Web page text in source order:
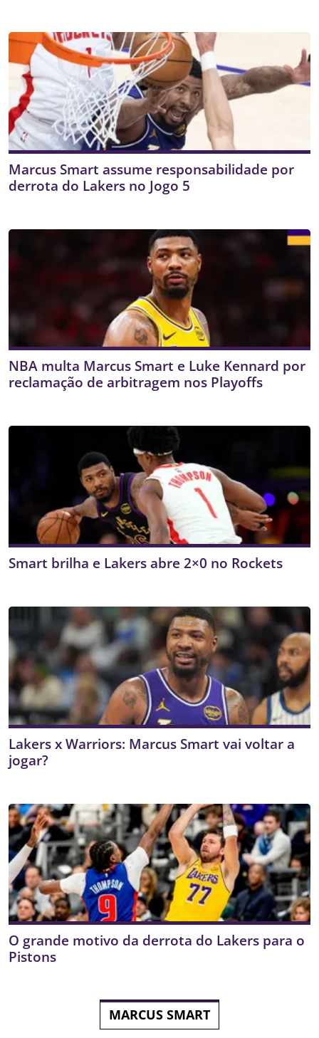
Marcus Smart assume responsabilidade por
derrota do Lakers no Jogo 5
NBA multa Marcus Smart e Luke Kennard por
reclamação de arbitragem nos Playoffs
Smart brilha e Lakers abre 2×0 no Rockets
Lakers x Warriors: Marcus Smart vai voltar a
jogar?
O grande motivo da derrota do Lakers para o
Pistons
MARCUS SMART